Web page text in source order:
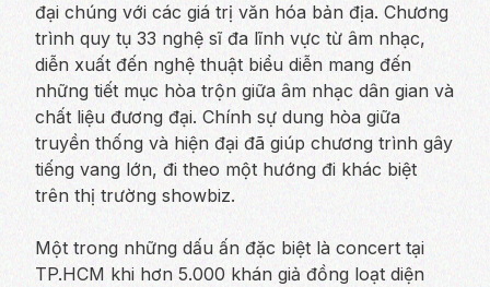
đại chúng với các giá trị văn hóa bản địa. Chương
trình quy tụ 33 nghệ sĩ đa lĩnh vực từ âm nhạc,
diễn xuất đến nghệ thuật biểu diễn mang đến
những tiết mục hòa trộn giữa âm nhạc dân gian và
chất liệu đương đại. Chính sự dung hòa giữa
truyền thống và hiện đại đã giúp chương trình gây
tiếng vang lớn, đi theo một hướng đi khác biệt
trên thị trường showbiz.
Một trong những dấu ấn đặc biệt là concert tại
TP.HCM khi hơn 5.000 khán giả đồng loạt diện